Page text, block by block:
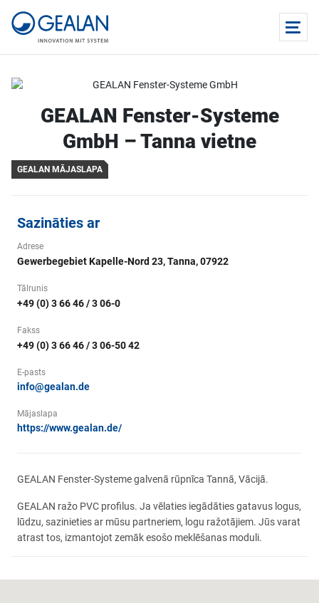
GEALAN Fenster-Systeme
GmbH – Tanna vietne
GEALAN MĀJASLAPA
Sazināties ar
Adrese
Gewerbegebiet Kapelle-Nord 23, Tanna, 07922
Tālrunis
+49 (0) 3 66 46 / 3 06-0
Fakss
+49 (0) 3 66 46 / 3 06-50 42
E-pasts
info@gealan.de
Mājaslapa
https://www.gealan.de/
GEALAN Fenster-Systeme galvenā rūpnīca Tannā, Vācijā.
GEALAN ražo PVC profilus. Ja vēlaties iegādāties gatavus logus,
lūdzu, sazinieties ar mūsu partneriem, logu ražotājiem. Jūs varat
atrast tos, izmantojot zemāk esošo meklēšanas moduli.